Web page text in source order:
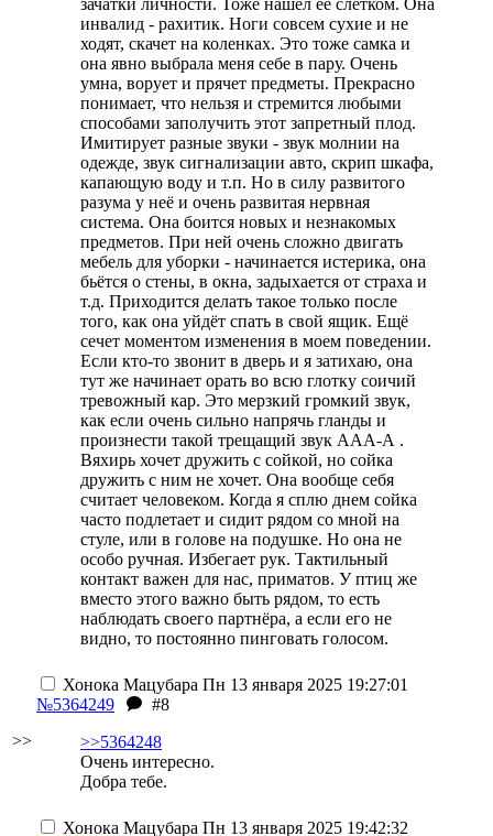
зачатки личности. Тоже нашёл её слетком. Она
инвалид - рахитик. Ноги совсем сухие и не
ходят, скачет на коленках. Это тоже самка и
она явно выбрала меня себе в пару. Очень
умна, ворует и прячет предметы. Прекрасно
понимает, что нельзя и стремится любыми
способами заполучить этот запретный плод.
Имитирует разные звуки - звук молнии на
одежде, звук сигнализации авто, скрип шкафа,
капающую воду и т.п. Но в силу развитого
разума у неё и очень развитая нервная
система. Она боится новых и незнакомых
предметов. При ней очень сложно двигать
мебель для уборки - начинается истерика, она
бьётся о стены, в окна, задыхается от страха и
т.д. Приходится делать такое только после
того, как она уйдёт спать в свой ящик. Ещё
сечет моментом изменения в моем поведении.
Если кто-то звонит в дверь и я затихаю, она
тут же начинает орать во всю глотку соичий
тревожный кар. Это мерзкий громкий звук,
как если очень сильно напрячь гланды и
произнести такой трещащий звук ААА-А .
Вяхирь хочет дружить с сойкой, но сойка
дружить с ним не хочет. Она вообще себя
считает человеком. Когда я сплю днем сойка
часто подлетает и сидит рядом со мной на
стуле, или в голове на подушке. Но она не
особо ручная. Избегает рук. Тактильный
контакт важен для нас, приматов. У птиц же
вместо этого важно быть рядом, то есть
наблюдать своего партнёра, а если его не
видно, то постоянно пинговать голосом.
>>
Хонока Мацубара Пн 13 января 2025 19:27:01
№5364249
#8
>>5364248
Очень интересно.
Добра тебе.
Хонока Мацубара Пн 13 января 2025 19:42:32